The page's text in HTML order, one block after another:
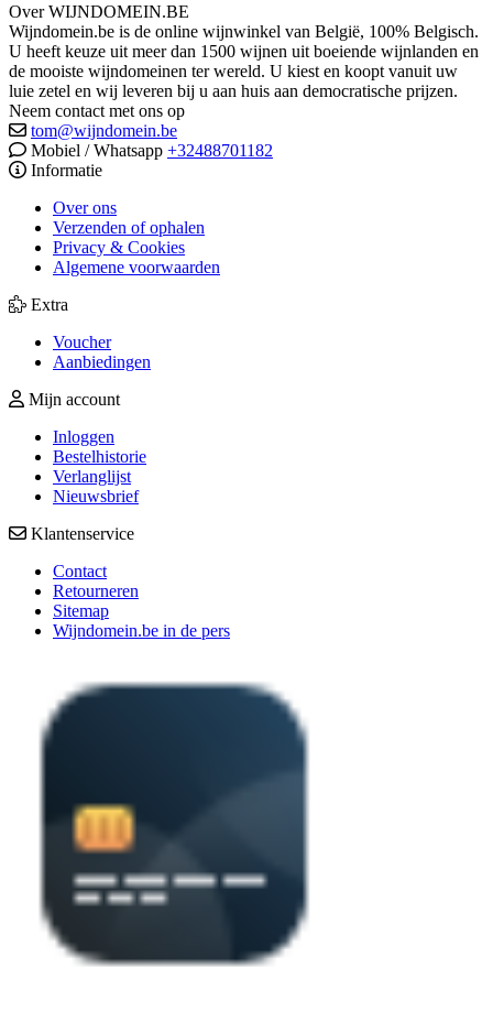
Over WIJNDOMEIN.BE
Wijndomein.be is de online wijnwinkel van België, 100% Belgisch.
U heeft keuze uit meer dan 1500 wijnen uit boeiende wijnlanden en
de mooiste wijndomeinen ter wereld. U kiest en koopt vanuit uw
luie zetel en wij leveren bij u aan huis aan democratische prijzen.
Neem contact met ons op
tom@wijndomein.be
Mobiel / Whatsapp +32488701182
Informatie
Over ons
Verzenden of ophalen
Privacy & Cookies
Algemene voorwaarden
Extra
Voucher
Aanbiedingen
Mijn account
Inloggen
Bestelhistorie
Verlanglijst
Nieuwsbrief
Klantenservice
Contact
Retourneren
Sitemap
Wijndomein.be in de pers